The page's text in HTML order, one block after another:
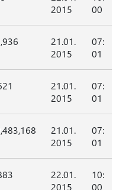
2015
00
21.01.
2015
07:
01
21.01.
2015
07:
01
21.01.
2015
07:
01
22.01.
2015
10:
00